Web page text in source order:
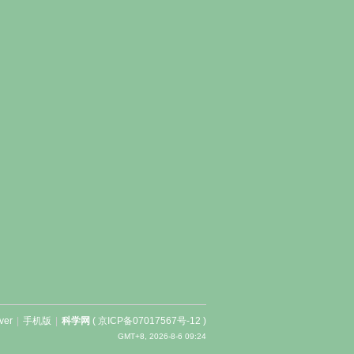
手机版 科学网 ( 京ICP备07017567号-12 )
GMT+8, 2026-8-6 09:24